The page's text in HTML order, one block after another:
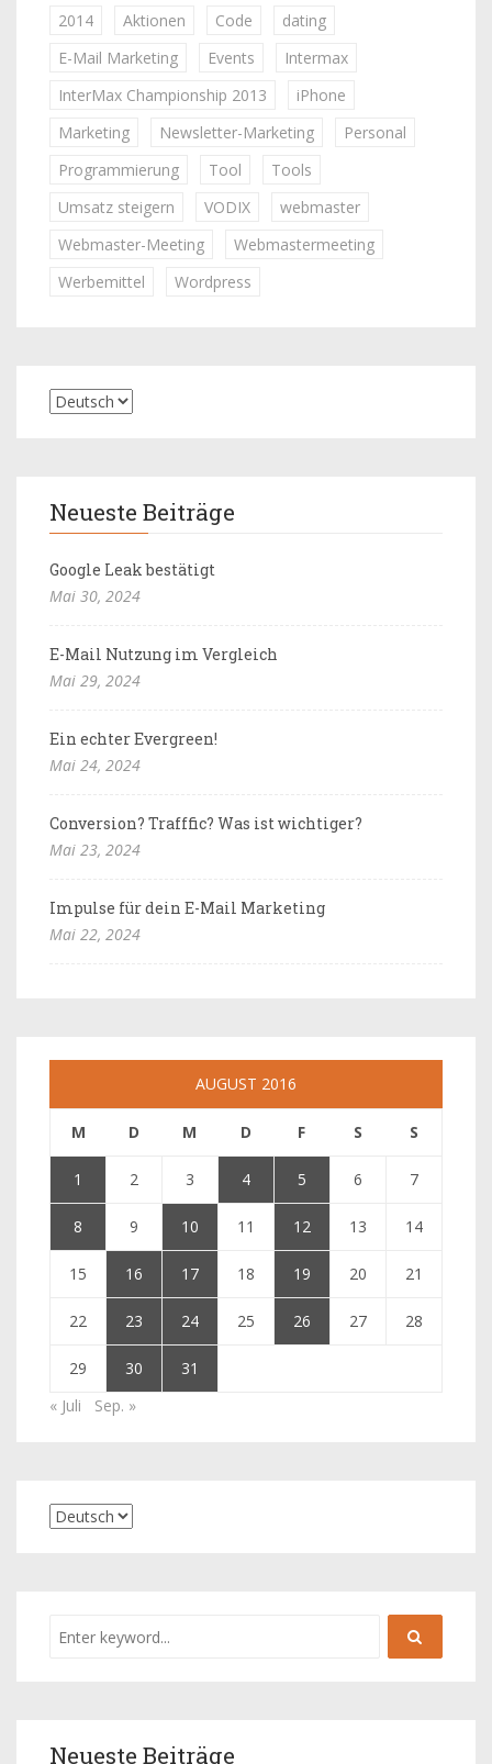
2014 Aktionen Code
dating
E-Mail Marketing
Events
Intermax
InterMax Championship 2013
iPhone
Marketing
Newsletter-Marketing
Personal
Programmierung
Tool
Tools
Umsatz steigern
VODIX
webmaster
Webmaster-Meeting
Webmastermeeting
Werbemittel
Wordpress
Neueste Beiträge
Google Leak bestätigt
Mai 30, 2024
E-Mail Nutzung im Vergleich
Mai 29, 2024
Ein echter Evergreen!
Mai 24, 2024
Conversion? Trafffic? Was ist wichtiger?
Mai 23, 2024
Impulse für dein E-Mail Marketing
Mai 22, 2024
AUGUST 2016
M D M D F S S
1 2 3 4 5 6 7
8 9 10 11 12 13 14
15 16 17 18 19 20 21
22 23 24 25 26 27 28
29 30
31
« Juli
Sep. »
Neueste Beiträge